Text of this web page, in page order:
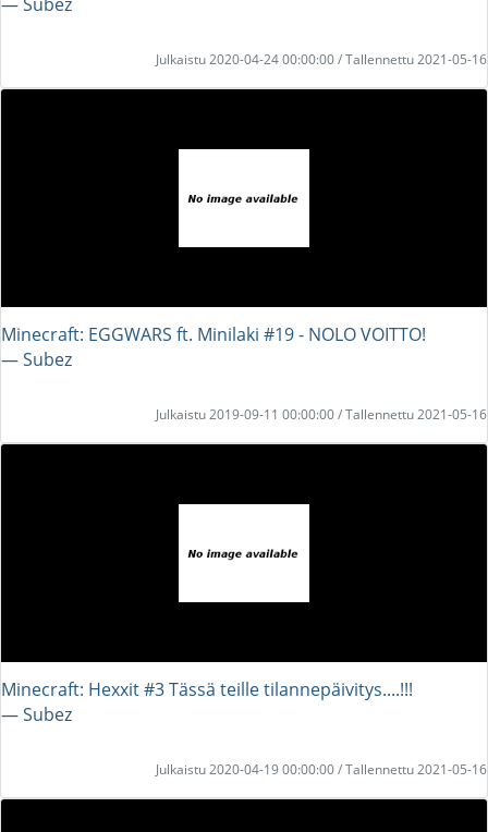
Julkaistu 2020-04-24 00:00:00 / Tallennettu 2021-05-16
Minecraft: EGGWARS ft. Minilaki #19 - NOLO VOITTO!
― Subez
Julkaistu 2019-09-11 00:00:00 / Tallennettu 2021-05-16
Minecraft: Hexxit #3 Tässä teille tilannepäivitys....!!!
― Subez
Julkaistu 2020-04-19 00:00:00 / Tallennettu 2021-05-16